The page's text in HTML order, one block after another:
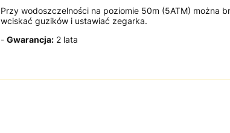
Przy wodoszczelności na poziomie 50m (5ATM) można
wciskać guzików i ustawiać zegarka.
- Gwarancja:2 lata